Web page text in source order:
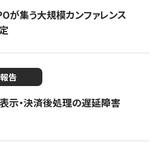
が集う大規模カンファレンス
告
表示・決済後処理の遅延障害